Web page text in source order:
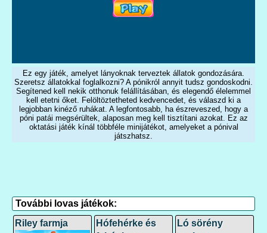
Ez egy játék, amelyet lányoknak terveztek állatok gondozására.
Szeretsz állatokkal foglalkozni? A pónikról annyit tudsz gondoskodni.
Segítened kell nekik otthonuk felállításában, és elegendő élelemmel
kell etetni őket. Felöltöztetheted kedvencedet, és válaszd ki a
legjobban kinéző ruhákat. A legfontosabb, ha észreveszed, hogy a
póni patái megsérültek, alaposan meg kell tisztítani azokat. Ez az
oktatási játék kínál többféle minijátékot, amelyeket a pónival
játszhatsz.
További lovas játékok:
Riley farmja
Hófehérke és
Ló sörény